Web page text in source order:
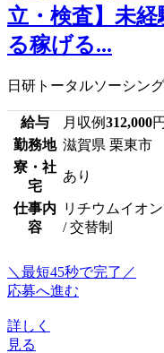
立・検査】未
る稼げる...
日研トータルソーシン
給与 月収例312,000円
勤務地 滋賀県 栗東市
寮・社
宅
あり
仕事内
容
リチウムイオ
/ 交替制
＼最短45秒で完了／
応募へ進む
詳しく
見る